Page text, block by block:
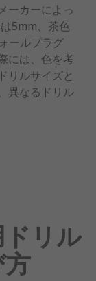
ーカーによっ
5mm、茶色
ールプラグ
には、色を考
リルサイズと
異なるドリル
リル